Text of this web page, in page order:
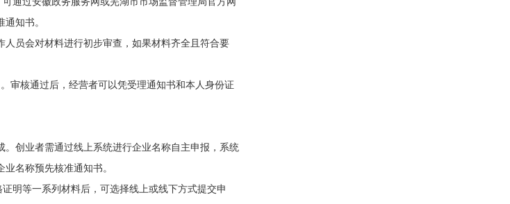
知书。
员会对材料进行初步审查，如果材料齐全且符合要
审核通过后，经营者可以凭受理通知书和本人身份证
创业者需通过线上系统进行企业名称自主申报，系统
名称预先核准通知书。
明等一系列材料后，可选择线上或线下方式提交申